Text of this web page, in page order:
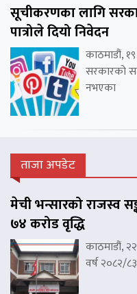
सूचीकरणका लागि
पात्रोले दियो निवेदन
काठमाडौं,
सरकारको
नभएका
ताजा अपडेट
मेची भन्सारको राजस्व
७४ करोड वृद्धि
काठमाडौं,
वर्ष २०८२/